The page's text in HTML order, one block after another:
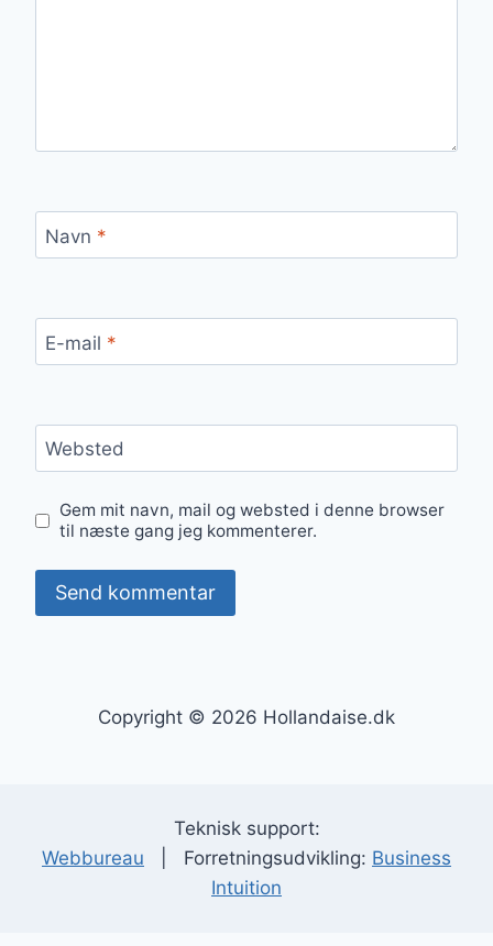
Navn *
E-mail *
Websted
Gem mit navn, mail og websted i denne browser
til næste gang jeg kommenterer.
Copyright © 2026 Hollandaise.dk
Teknisk support:
Webbureau | Forretningsudvikling: Business
Intuition